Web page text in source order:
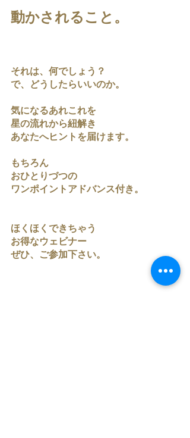
動かされること。
それは、何でしょう？
で、どうしたらいいのか。
気になるあれこれを
星の流れから紐解き
あなたへヒントを届けます。
もちろん
おひとりづつの
ワンポイントアドバンス付き。
ほくほくできちゃう
お得なウェビナー
ぜひ、ご参加下さい。